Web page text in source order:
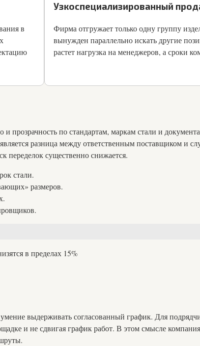
в
Узкоспециализированный
Фирма отгружает только одну группу
вынужден параллельно искать другие
растет нагрузка на менеджеров, а сроки
прозрачность по стандартам, маркам стали и
разница между ответственным поставщиком и
переделок существенно снижается.
стали.
размеров.
в пределах 15%
выдерживать согласованный график. Для
и не сдвигая график работ. В этом смысле